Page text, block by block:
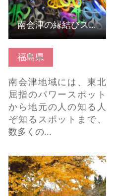
福島県
南会津地域には、東北
屈指のパワースポット
から地元の人の知る人
ぞ知るスポットまで、
数多くの…
南会津の縁結びスポット
法用寺 の詳細はこちら